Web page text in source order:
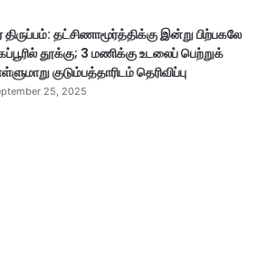
திருப்பம்: தட்சிணாமூர்த்திக்கு இன்று பிற்பகலே
தூக்கு; 3 மணிக்கு உடலைப் பெற்றுக்
குடும்பத்தாரிடம் தெரிவிப்பு
25, 2025